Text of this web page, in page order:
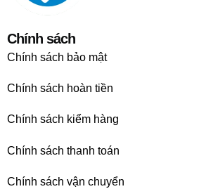
Chính sách
Chính sách bảo mật
Chính sách hoàn tiền
Chính sách kiểm hàng
Chính sách thanh toán
Chính sách vận chuyển